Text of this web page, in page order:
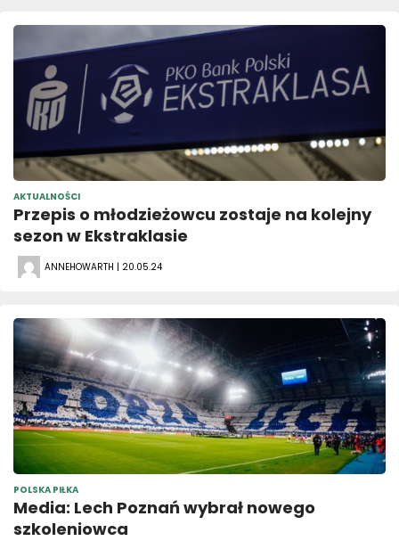
AKTUALNOŚCI
Przepis o młodzieżowcu zostaje na kolejny
sezon w Ekstraklasie
ANNEHOWARTH | 20.05.24
POLSKA PIŁKA
Media: Lech Poznań wybrał nowego
szkoleniowca